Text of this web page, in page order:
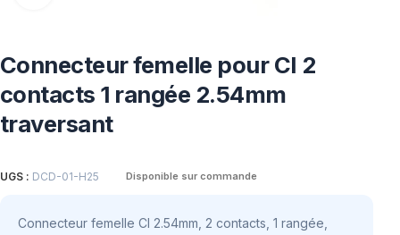
Connecteur femelle pour CI 2
contacts 1 rangée 2.54mm
traversant
UGS : DCD-01-H25 Disponible sur commande
Connecteur femelle CI 2.54mm, 2 contacts, 1 rangée,